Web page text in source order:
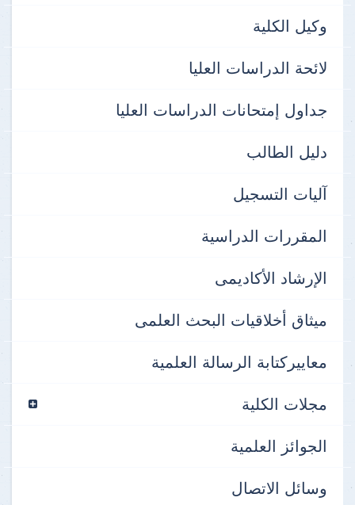
وكيل الكلية
لائحة الدراسات العليا
جداول إمتحانات الدراسات العليا
دليل الطالب
آليات التسجيل
المقررات الدراسية
الإرشاد الأكاديمى
ميثاق أخلاقيات البحث العلمى
معاييركتابة الرسالة العلمية
مجلات الكلية
الجوائز العلمية
وسائل الاتصال